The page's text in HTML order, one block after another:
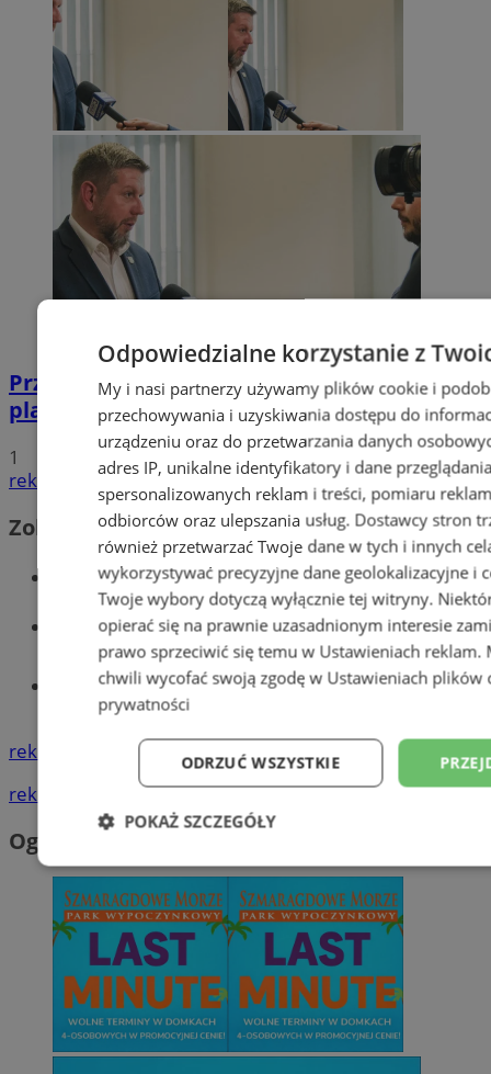
Przyszłość Wodzisławia Śląskiego:
planowane inwestycje na 2025 rok
1
reklama
Zobacz również
Wiadomości kryminalne w Wodzisławiu
Wiadomości lokalne
Tworzenie stron www - Wodzisław
Śląski
reklama
reklama
Ogłoszenia
Odpowiedzialne korzystanie z
My i nasi partnerzy używamy plików cookie i
przechowywania i uzyskiwania dostępu do
urządzeniu oraz do przetwarzania danych
adres IP, unikalne identyfikatory i dane
spersonalizowanych reklam i treści, pomiaru
odbiorców oraz ulepszania usług. Dostawcy stron
również przetwarzać Twoje dane w tych i innych
wykorzystywać precyzyjne dane geolokalizacyjne i
Twoje wybory dotyczą wyłącznie tej witryny.
opierać się na prawnie uzasadnionym interesie
prawo sprzeciwić się temu w Ustawieniach reklam.
chwili wycofać swoją zgodę w Ustawieniach plików
prywatności
ODRZUĆ WSZYSTKIE
POKAŻ SZCZEGÓŁY
Niezbędne Wydajność
Niesklasyfikowane